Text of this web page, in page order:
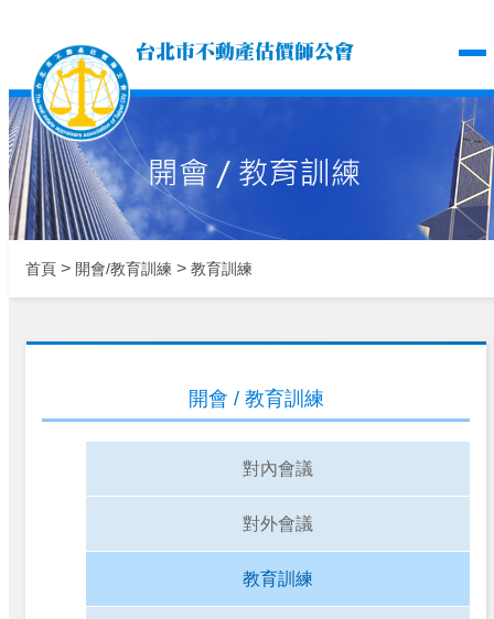
台北市不動產估價師公
首頁 > 開會/教育訓練 > 教育訓練
開會 / 教育訓練
對內會議
對外會議
教育訓練